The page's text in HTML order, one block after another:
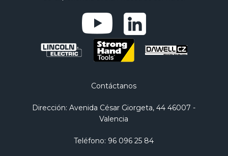
Contáctanos
Dirección: Avenida César Giorgeta, 44 46007 -
Valencia
Teléfono: 96 096 25 84